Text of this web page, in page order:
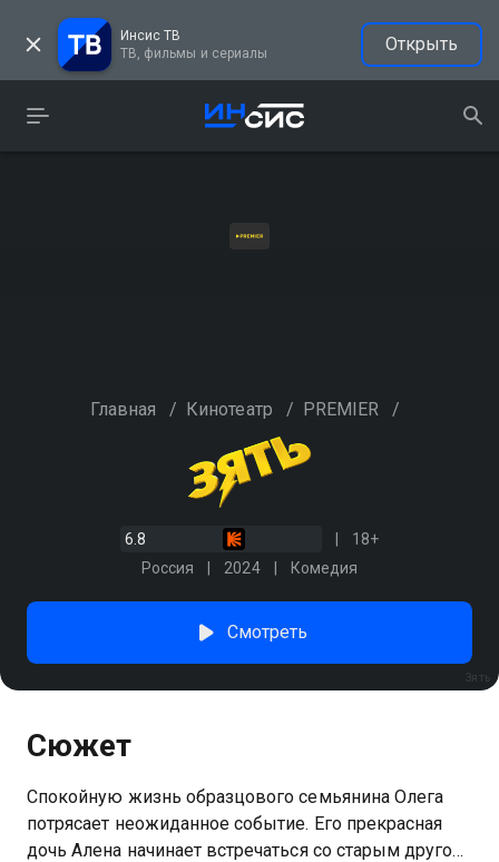
Инсис ТВ
ТВ, фильмы и сериалы
Открыть
Главная / Кинотеатр / PREMIER /
6.8
18+
Россия
2024 Комедия
Зять
Смотреть
Сюжет
Спокойную жизнь образцового семьянина Олега
потрясает неожиданное событие. Его прекрасная
дочь Алена начинает встречаться со старым другом